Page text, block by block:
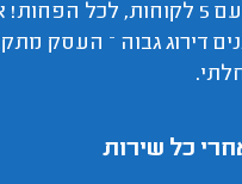
מתוכן, אנו מדברים עם 5 לקוחות, לכל
דירוג גבוה – העסק
כל שירות